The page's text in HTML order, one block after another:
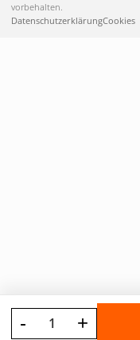
- +
vorbehalten.
DatenschutzerklärungCookies